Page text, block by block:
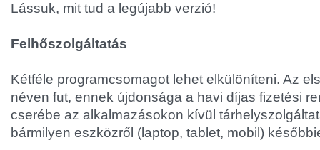
Lássuk, mit tud a legújabb verzió!
Felhőszolgáltatás
Kétféle programcsomagot lehet elkülöníteni. Az
néven fut, ennek újdonsága a havi díjas fizetési
cserébe az alkalmazásokon kívül
bármilyen eszközről (laptop, tablet, mobil)